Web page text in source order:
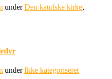
underDen katolske kirke,
underIkke kategoriseret